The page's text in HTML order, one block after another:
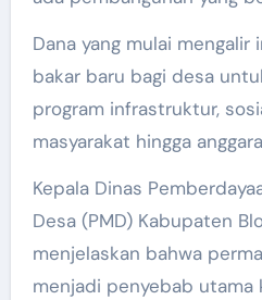
Dana yang mulai mengalir
bakar baru bagi desa
program infrastruktur,
masyarakat hingga
Kepala Dinas
Desa (PMD) Kabupaten
menjelaskan bahwa
menjadi penyebab utama